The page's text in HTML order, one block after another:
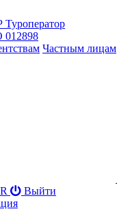
Туроператор
012898
Частным лицам
Выйти